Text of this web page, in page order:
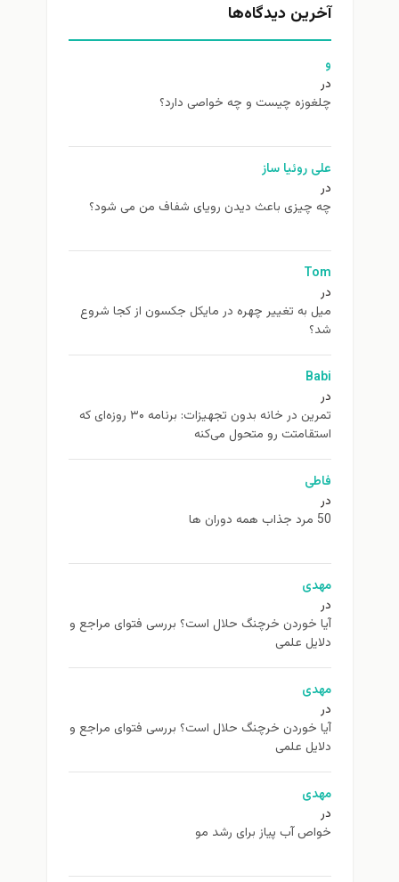
آخرین دیدگاه‌ها
و
در
چلغوزه چیست و چه خواصی دارد؟
علی روئیا ساز
در
چه چیزی باعث دیدن رویای شفاف من می شود؟
Tom
در
ميل به تغيير چهره در مایکل جکسون از كجا شروع
شد؟
Babi
در
تمرین در خانه بدون تجهیزات: برنامه ۳۰ روزه‌ای که
استقامتت رو متحول می‌کنه
فاطی
در
50 مرد جذاب همه دوران ها
مهدی
در
آیا خوردن خرچنگ حلال است؟ بررسی فتوای مراجع و
دلایل علمی
مهدی
در
آیا خوردن خرچنگ حلال است؟ بررسی فتوای مراجع و
دلایل علمی
مهدی
در
خواص آب پیاز برای رشد مو